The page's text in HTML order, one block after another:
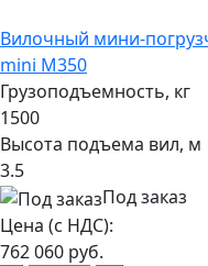
Вилочный мини-
mini M350
Грузоподъемность, кг
1500
Высота подъема вил, м
3.5
Под заказ
Цена (с НДС):
762 060 руб.